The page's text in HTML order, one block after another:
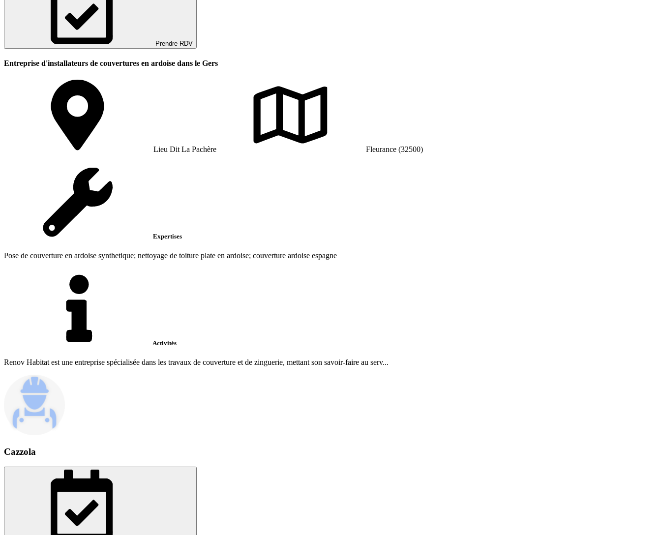
Prendre RDV
Entreprise d'installateurs de couvertures en ardoise dans le Gers
Lieu Dit La Pachère Fleurance (32500)
Expertises
Pose de couverture en ardoise synthetique; nettoyage de toiture plate en ardoise; couverture ardoise espagne
Activités
Renov Habitat est une entreprise spécialisée dans les travaux de couverture et de zinguerie, mettant son savoir-faire au serv...
Cazzola